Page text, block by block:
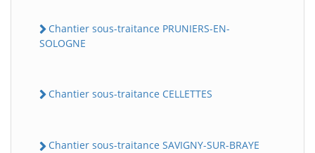
Chantier sous-traitance PRUNIERS-EN-
SOLOGNE
Chantier sous-traitance CELLETTES
Chantier sous-traitance SAVIGNY-SUR-BRAYE